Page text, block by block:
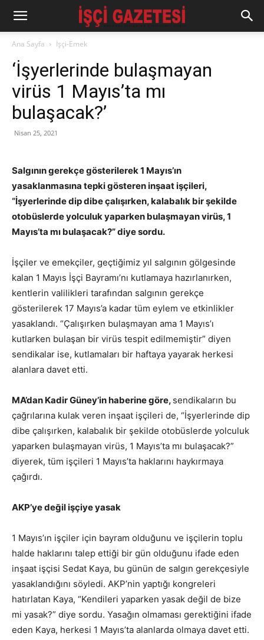
Ana Sayfa İşçi-Emek
‘İşyerlerinde bulaşmayan
virüs 1 Mayıs’ta mı
bulaşacak?’
Nisan 25, 2021
Salgının gerekçe gösterilerek 1 Mayıs’ın
yasaklanmasına tepki gösteren inşaat işçileri,
“İşyerlerinde dip dibe çalışırken, kalabalık bir şekilde
otobüslerde yolculuk yaparken bulaşmayan virüs, 1
Mayıs’ta mı bulaşacak?” diye sordu.
İşçiler ve emekçiler, geçtiğimiz yıl salgının gölgesinde
kalan 1 Mayıs İşçi Bayramı’nı kutlamaya hazırlanırken,
kentlerin valilikleri tarafından salgının gerekçe
gösterilerek 17 Mayıs’a kadar tüm eylem ve etkinlikler
yasaklandı. “Çalışırken bulaşmayan ama 1 Mayıs’ı
kutlarken bulaşan bir virüs tespit edilmemiştir” diyen
sendikalar ise, kutlamaları bir haftaya yayarak herkesi
alanlara davet etti.
MA’dan Kadir Güney’in haberine göre, sendikaların bu
çağrılarına kulak veren inşaat işçileri de, “İşyerlerinde dip
dibe çalışırken, kalabalık bir şekilde otobüslerde yolculuk
yaparken bulaşmayan virüs, 1 Mayıs’ta mı bulaşacak?”
diyerek, tüm işçileri 1 Mayıs’ta haklarını haykırmaya
çağırdı.
AKP’ye değil işçiye yasak
1 Mayıs’ın işçiler için bayram olduğunu ve işçilerin toplu
halde haklarını talep ettiği bir gün olduğunu ifade eden
inşaat işçisi Sedat Kaya, bu günün de salgın gerekçesiyle
yasaklandığını söyledi. AKP’nin yaptığı kongreleri
hatırlatan Kaya, “Kendileri yaparken yasak değil de bize
mi yasak?” diye sordu. Yasağın olmaması gerektiğini ifade
eden Kaya, herkesi 1 Mayıs’ta alanlarda olmaya davet etti.